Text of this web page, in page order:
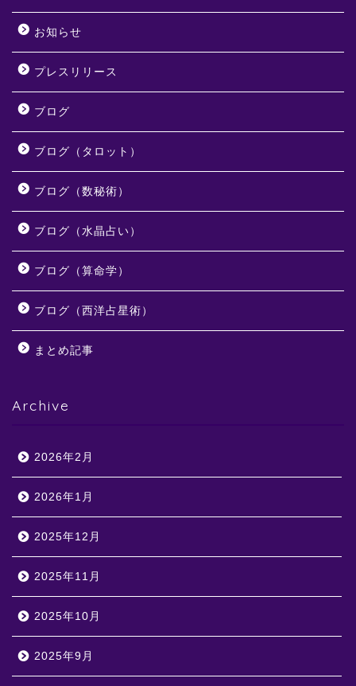
お知らせ
プレスリリース
ブログ
ブログ（タロット）
ブログ（数秘術）
ブログ（水晶占い）
ブログ（算命学）
ブログ（西洋占星術）
まとめ記事
Archive
2026年2月
2026年1月
2025年12月
2025年11月
2025年10月
2025年9月